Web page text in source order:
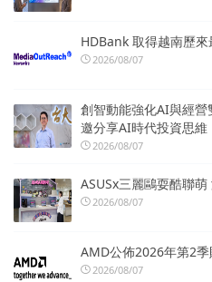
HDBank 取得越南歷
2026/08/07
創智動能強化AI與經
邀分享AI時代投資思維
2026/08/07
ASUSx三麗鷗耍酷聯
2026/08/07
AMD公佈2026年第2
2026/08/07